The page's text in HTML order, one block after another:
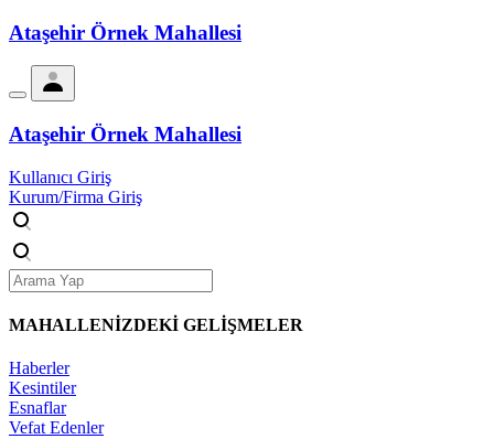
Ataşehir Örnek Mahallesi
Ataşehir Örnek Mahallesi
Kullanıcı Giriş
Kurum/Firma Giriş
MAHALLENİZDEKİ GELİŞMELER
Haberler
Kesintiler
Esnaflar
Vefat Edenler